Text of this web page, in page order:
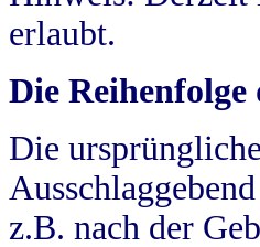
erlaubt.
Die
Die
z.B. nach der